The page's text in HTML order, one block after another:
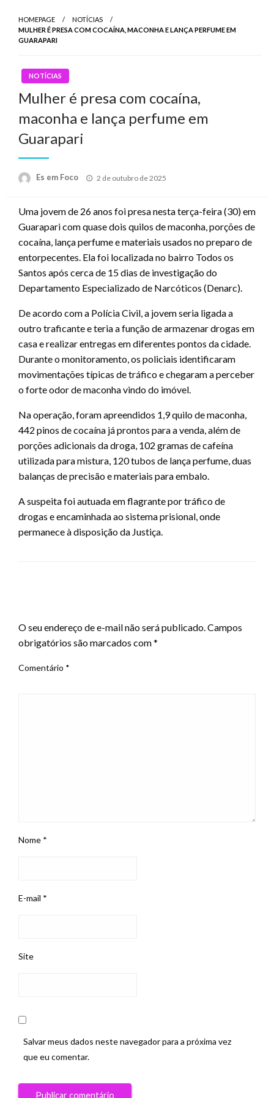
HOMEPAGE
NOTÍCIAS
MULHER É PRESA COM COCAÍNA, MACONHA E LANÇA PERFUME EM
GUARAPARI
NOTÍCIAS
Mulher é presa com cocaína,
maconha e lança perfume em
Guarapari
Es em Foco
Posted
2 de outubro de 2025
Uma jovem de 26 anos foi presa nesta terça-feira (30) em
Guarapari com quase dois quilos de maconha, porções de
cocaína, lança perfume e materiais usados no preparo de
entorpecentes. Ela foi localizada no bairro Todos os
Santos após cerca de 15 dias de investigação do
Departamento Especializado de Narcóticos (Denarc).
De acordo com a Polícia Civil, a jovem seria ligada a
outro traficante e teria a função de armazenar drogas em
casa e realizar entregas em diferentes pontos da cidade.
Durante o monitoramento, os policiais identificaram
movimentações típicas de tráfico e chegaram a perceber
o forte odor de maconha vindo do imóvel.
Na operação, foram apreendidos 1,9 quilo de maconha,
442 pinos de cocaína já prontos para a venda, além de
porções adicionais da droga, 102 gramas de cafeína
utilizada para mistura, 120 tubos de lança perfume, duas
balanças de precisão e materiais para embalo.
A suspeita foi autuada em flagrante por tráfico de
drogas e encaminhada ao sistema prisional, onde
permanece à disposição da Justiça.
O seu endereço de e-mail não será publicado.Campos
obrigatórios são marcados com*
Comentário *
Nome *
E-mail *
Site
Salvar meus dados neste navegador para a próxima vez
que eu comentar.